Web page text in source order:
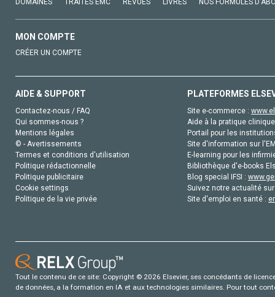
DOMAINES TRAITÉS EMC REVUES LIVRES NOS FORMULES
MON COMPTE
CRÉER UN COMPTE
AIDE & SUPPORT
Contactez-nous / FAQ
Qui sommes-nous ?
Mentions légales
© - Avertissements
Termes et conditions d'utilisation
Politique rédactionnelle
Politique publicitaire
Cookie settings
Politique de la vie privée
PLATEFORMES
Site e-commerce :
Aide à la pratique
Portail pour les
Site d'information sur
E-learning pour les
Bibliothèque d'e-books
Blog special IFSI :
Suivez notre actualité
Site d'emploi en santé :
Tout le contenu de ce site: Copyright © 2026 Elsevier, ses concédants de
de données, a la formation en IA et aux technologies similaires. Pour tout